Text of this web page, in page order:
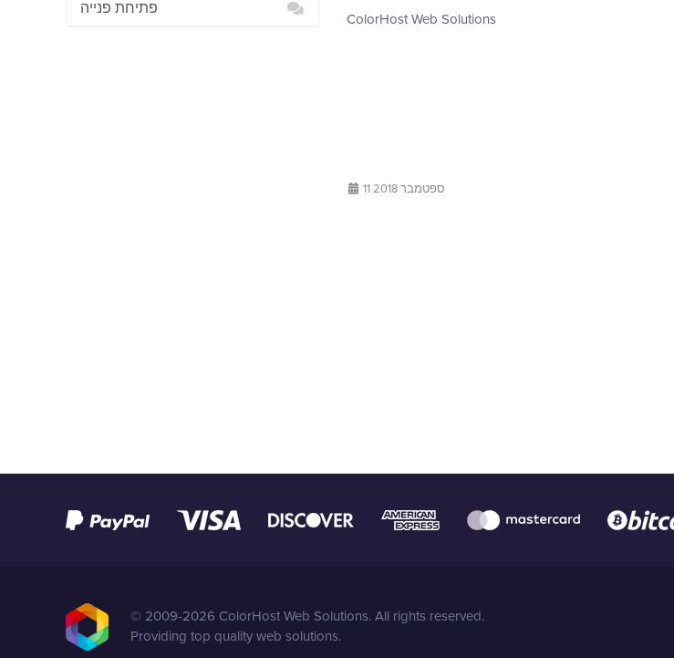
ColorHost Web Solutions
11 ספטמבר 2018
פתיחת פנייה
© 2009-2026 ColorHost Web Solutions. All rights reserved.
Providing top quality web solutions.